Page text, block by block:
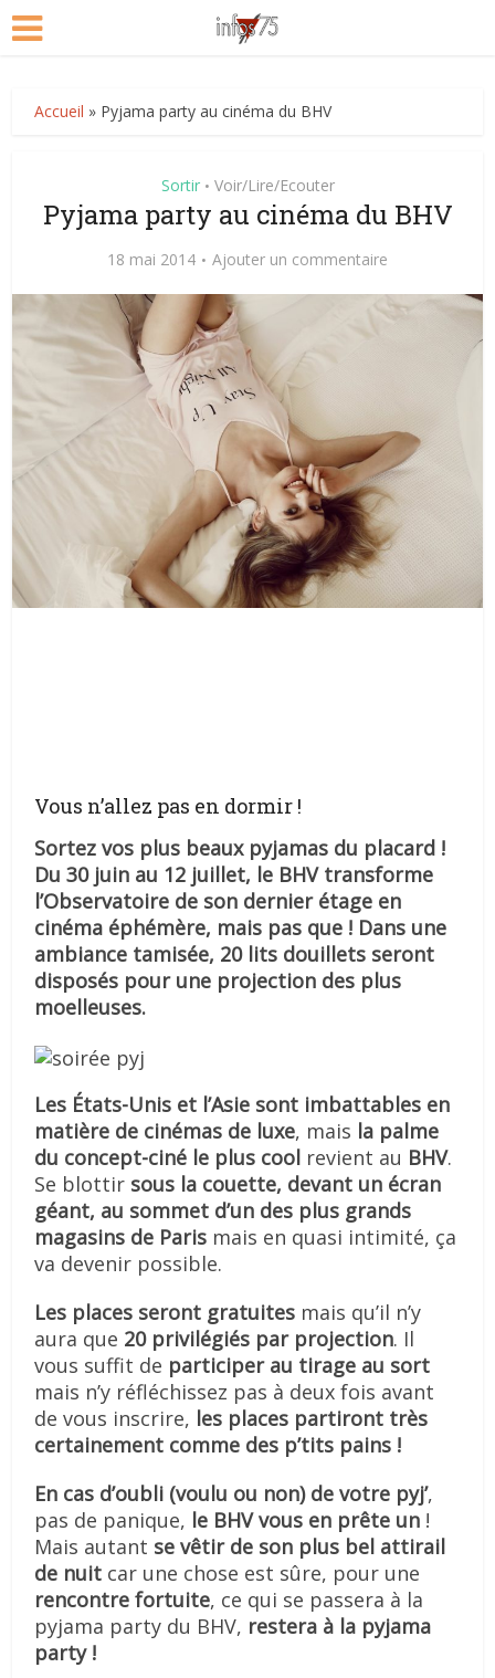
Accueil » Pyjama party au cinéma du BHV
Sortir • Voir/Lire/Ecouter
Pyjama party au cinéma du BHV
18 mai 2014 Ajouter un commentaire
Vous n’allez pas en dormir !
Sortez vos plus beaux pyjamas du placard !
Du 30 juin au 12 juillet, le BHV transforme
l’Observatoire de son dernier étage en
cinéma éphémère, mais pas que ! Dans une
ambiance tamisée, 20 lits douillets seront
disposés pour une projection des plus
moelleuses.
Les États-Unis et l’Asie sont imbattables en
matière de cinémas de luxe, mais la palme
du concept-ciné le plus cool revient au BHV.
Se blottir sous la couette, devant un écran
géant, au sommet d’un des plus grands
magasins de Paris mais en quasi intimité, ça
va devenir possible.
Les places seront gratuites mais qu’il n’y
aura que 20 privilégiés par projection. Il
vous suffit de participer au tirage au sort
mais n’y réfléchissez pas à deux fois avant
de vous inscrire, les places partiront très
certainement comme des p’tits pains !
En cas d’oubli (voulu ou non) de votre pyj’,
pas de panique, le BHV vous en prête un !
Mais autant se vêtir de son plus bel attirail
de nuit car une chose est sûre, pour une
rencontre fortuite, ce qui se passera à la
pyjama party du BHV, restera à la pyjama
party !